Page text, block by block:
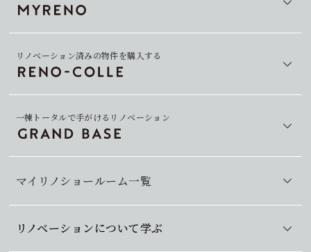
マイリノショールーム一覧
リノベーション済みの物件を購入する
一棟トータルで手がけるリノベーション
リノベーションについて学ぶ